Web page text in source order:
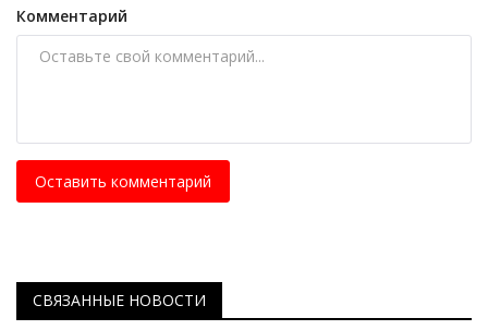
Комментарий
Оставить комментарий
СВЯЗАННЫЕ НОВОСТИ